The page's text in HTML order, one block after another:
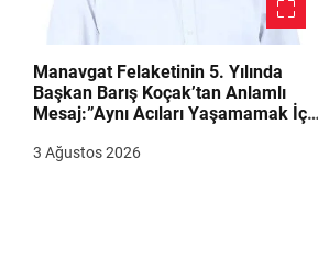
Manavgat Felaketinin 5. Yılında
Başkan Barış Koçak’tan Anlamlı
Mesaj:”Aynı Acıları Yaşamamak
3 Ağustos 2026